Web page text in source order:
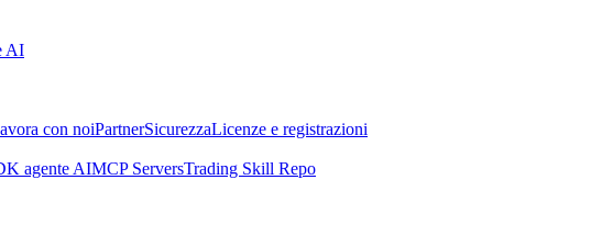
AI
con noiPartnerSicurezzaLicenze e registrazioni
agente AIMCP ServersTrading Skill Repo